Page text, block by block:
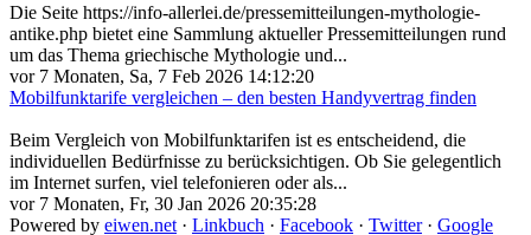
Die Seite https://info-allerlei.de/pressemitteilungen-mythologie-
antike.php bietet eine Sammlung aktueller Pressemitteilungen rund
um das Thema griechische Mythologie und...
vor 7 Monaten, Sa, 7 Feb 2026 14:12:20
Mobilfunktarife vergleichen – den besten Handyvertrag finden
Beim Vergleich von Mobilfunktarifen ist es entscheidend, die
individuellen Bedürfnisse zu berücksichtigen. Ob Sie gelegentlich
im Internet surfen, viel telefonieren oder als...
vor 7 Monaten, Fr, 30 Jan 2026 20:35:28
Powered by eiwen.net · Linkbuch · Facebook · Twitter· Google